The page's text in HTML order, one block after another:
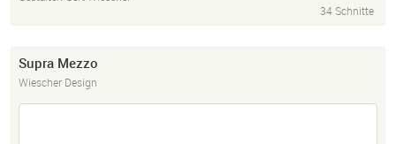
34 Schnitte
Supra Mezzo
Wiescher Design